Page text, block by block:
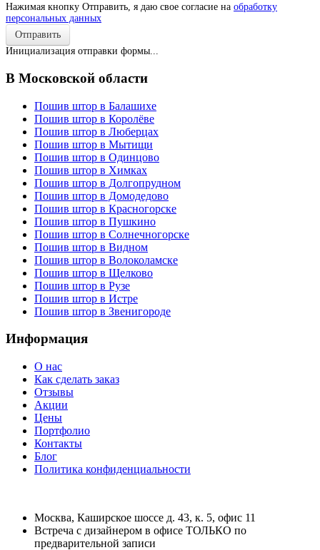
Нажимая кнопку Отправить, я даю свое согласие на обработку
персональных данных
Отправить
Инициализация отправки формы...
В Московской области
Пошив штор в Балашихе
Пошив штор в Королёве
Пошив штор в Люберцах
Пошив штор в Мытищи
Пошив штор в Одинцово
Пошив штор в Химках
Пошив штор в Долгопрудном
Пошив штор в Домодедово
Пошив штор в Красногорскe
Пошив штор в Пушкино
Пошив штор в Солнечногорскe
Пошив штор в Видном
Пошив штор в Волоколамске
Пошив штор в Щелково
Пошив штор в Рузе
Пошив штор в Истре
Пошив штор в Звенигороде
Информация
О нас
Как сделать заказ
Отзывы
Акции
Цены
Портфолио
Контакты
Блог
Политика конфиденциальности
Москва, Каширское шоссе д. 43, к. 5, офис 11
Встреча с дизайнером в офисе ТОЛЬКО по
предварительной записи